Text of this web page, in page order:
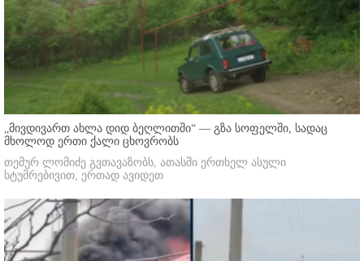
„მივდივართ ახლა დიდ ბეღლითში“ — გზა სოფელში, სადაც
მხოლოდ ერთი ქალი ცხოვრობს
თემურ ლომიძე გვთავაზობს, ათასში ერთხელ ასული
სტუმრებივით, ერთად ავიდეთ